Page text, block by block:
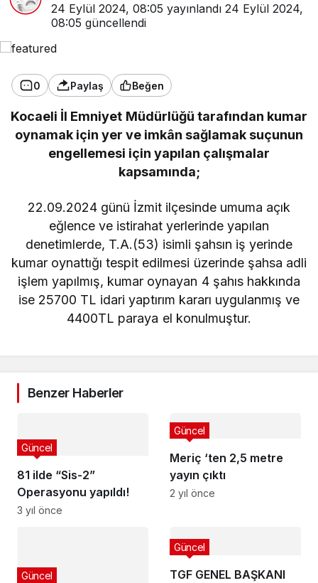
24 Eylül 2024, 08:05 yayınlandı 24 Eylül 2024,
08:05 güncellendi
0 Paylaş Beğen
Kocaeli İl Emniyet Müdürlüğü tarafından kumar
oynamak için yer ve imkân sağlamak suçunun
engellemesi için yapılan çalışmalar
kapsamında;
22.09.2024 günü İzmit ilçesinde umuma açık
eğlence ve istirahat yerlerinde yapılan
denetimlerde, T.A.(53) isimli şahsın iş yerinde
kumar oynattığı tespit edilmesi üzerinde şahsa adli
işlem yapılmış, kumar oynayan 4 şahıs hakkında
ise 25700 TL idari yaptırım kararı uygulanmış ve
4400TL paraya el konulmuştur.
Benzer Haberler
81 ilde “Sis-2”
Operasyonu yapıldı!
Güncel
3 yıl önce
Meriç ‘ten 2,5 metre
yayın çıktı
Güncel
2 yıl önce
Güncel
TGF GENEL BAŞKANI
Güncel